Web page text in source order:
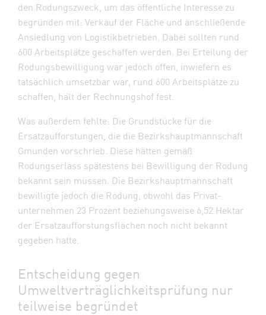
den Rodungszweck, um das öffentliche Interesse zu
begründen mit: Verkauf der Fläche und anschließende
Ansiedlung von Logistikbetrieben. Dabei sollten rund
600 Arbeitsplätze geschaffen werden. Bei Erteilung der
Rodungsbewilligung war jedoch offen, inwiefern es
tatsächlich umsetzbar war, rund 600 Arbeitsplätze zu
schaffen, hält der Rechnungshof fest.
Was außerdem fehlte: Die Grundstücke für die
Ersatzaufforstungen, die die Bezirkshauptmannschaft
Gmunden vorschrieb. Diese hätten gemäß
Rodungserlass spätestens bei Bewilligung der Rodung
bekannt sein müssen. Die Bezirkshauptmannschaft
bewilligte jedoch die Rodung, obwohl das Privat­
unternehmen 23 Prozent beziehungsweise 6,52 Hektar
der Ersatzaufforstungsflächen noch nicht bekannt
gegeben hatte.
Entscheidung gegen
Umweltverträglichkeitsprüfung nur
teilweise begründet